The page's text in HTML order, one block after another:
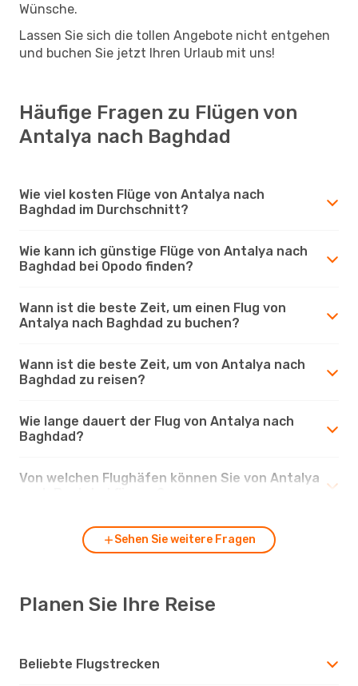
Wünsche.
Lassen Sie sich die tollen Angebote nicht entgehen
und buchen Sie jetzt Ihren Urlaub mit uns!
Häufige Fragen zu Flügen von
Antalya nach Baghdad
Wie viel kosten Flüge von Antalya nach
Baghdad im Durchschnitt?
Wie kann ich günstige Flüge von Antalya nach
Baghdad bei Opodo finden?
Wann ist die beste Zeit, um einen Flug von
Antalya nach Baghdad zu buchen?
Wann ist die beste Zeit, um von Antalya nach
Baghdad zu reisen?
Wie lange dauert der Flug von Antalya nach
Baghdad?
Von welchen Flughäfen können Sie von Antalya
Sehen Sie weitere Fragen
Planen Sie Ihre Reise
Beliebte Flugstrecken